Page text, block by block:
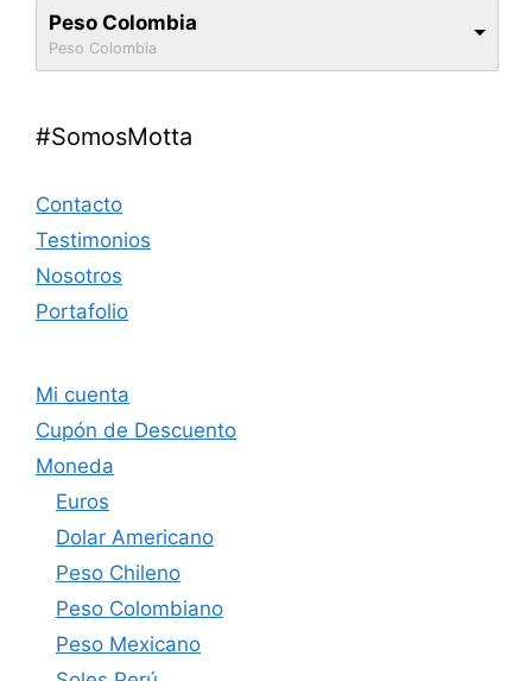
Peso Colombia
Peso Colombia
#SomosMotta
Contacto
Testimonios
Nosotros
Portafolio
Mi cuenta
Cupón de Descuento
Moneda
Euros
Dolar Americano
Peso Chileno
Peso Colombiano
Peso Mexicano